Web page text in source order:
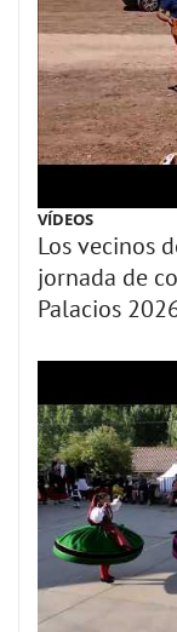
VÍDEOS
Los vecinos
jornada de
Palacios